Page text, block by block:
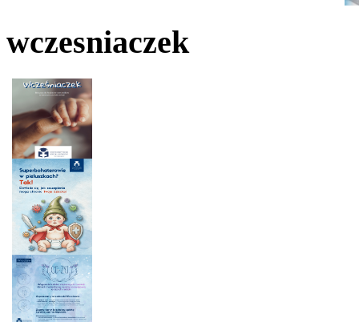
wczesniaczek